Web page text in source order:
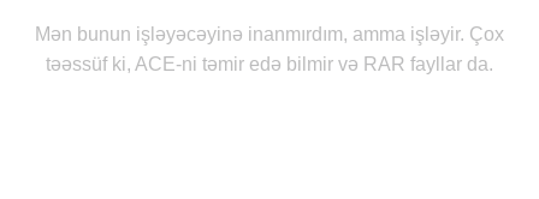
Mən bunun işləyəcəyinə inanmırdım, amma işləyir. Çox
təəssüf ki, ACE-ni təmir edə bilmir və RAR fayllar da.